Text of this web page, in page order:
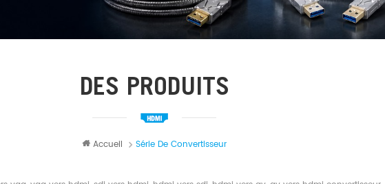
DES PRODUITS
Accueil Série De Convertisseur